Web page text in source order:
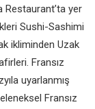
Restaurant’ta yer
Sushi-Sashimi
ikliminden Uzak
Fransız
uyarlanmış
Fransız